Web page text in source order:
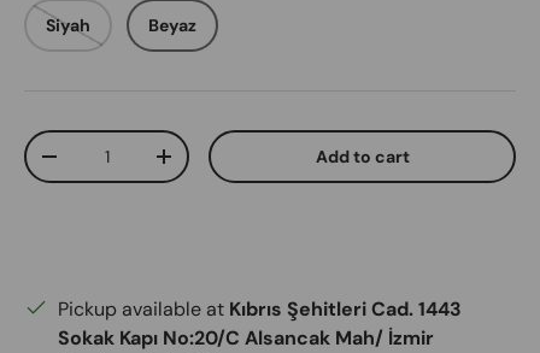
Siyah Beyaz
Qty
Decrease quantityIncrease quantity Add to cart
Pickup available at Kıbrıs Şehitleri Cad. 1443
Sokak Kapı No:20/C Alsancak Mah/ İzmir